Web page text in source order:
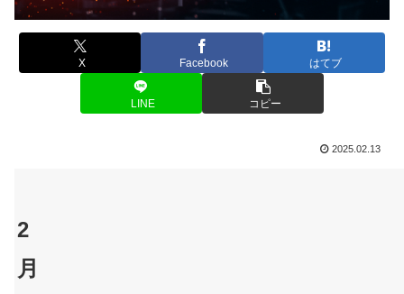
X Facebook はてブ
LINE コピー
2025.02.13
2
月